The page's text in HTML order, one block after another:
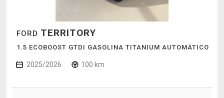
FORD TERRITORY
1.5 ECOBOOST GTDI GASOLINA TITANIUM AUTOMÁTICO
2025/2026 100 km